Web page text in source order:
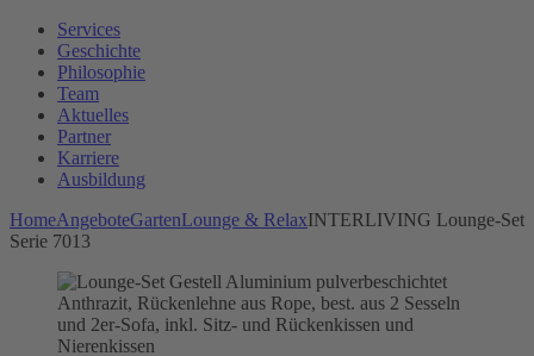
Services
Geschichte
Philosophie
Team
Aktuelles
Partner
Karriere
Ausbildung
HomeAngeboteGartenLounge & RelaxINTERLIVING Lounge-Set
Serie 7013